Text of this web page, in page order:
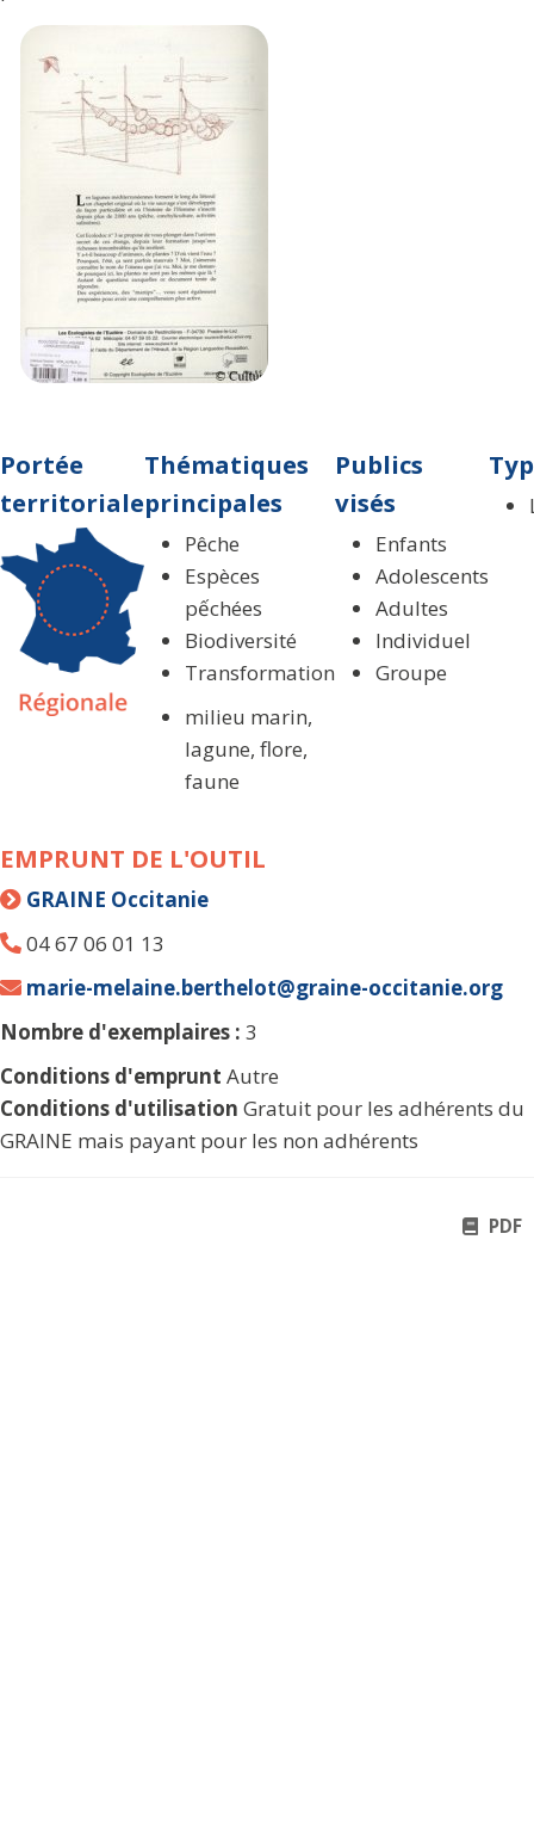
Portée
territoriale
Thématiques
principales
Pêche
Espèces
pếchées
Biodiversité
Transformation
milieu marin,
lagune, flore,
faune
Publics
visés
Enfants
Adolescents
Adultes
Individuel
Groupe
EMPRUNT DE L'OUTIL
GRAINE Occitanie
04 67 06 01 13
marie-melaine.berthelot@graine-occitanie.org
Nombre d'exemplaires : 3
Conditions d'emprunt Autre
Conditions d'utilisation Gratuit pour les adhérents du
GRAINE mais payant pour les non adhérents
PDF